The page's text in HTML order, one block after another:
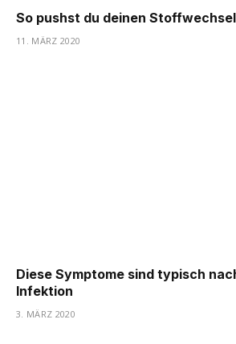
So pushst du deinen Stoffwechsel
11. MÄRZ 2020
Diese Symptome sind typisch
Infektion
3. MÄRZ 2020